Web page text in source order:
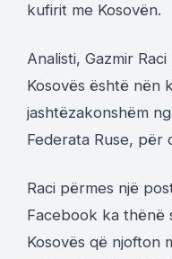
kufirit me Kosovën.
Analisti, Gazmir
Kosovës është nën
jashtëzakonshëm
Federata Ruse, për
Raci përmes një
Facebook ka thënë
Kosovës që njofton